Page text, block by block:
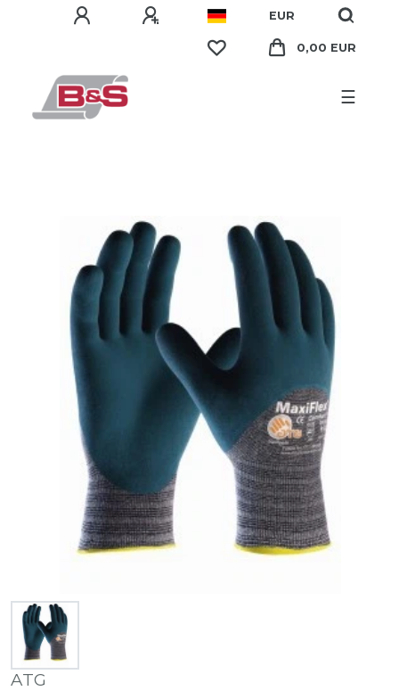
EUR
0,00 EUR
☰
ATG